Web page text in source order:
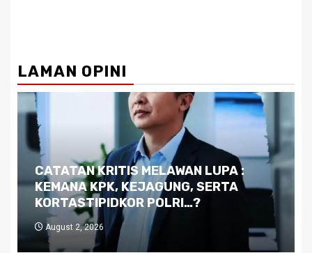
LAMAN OPINI
Dilema Kaltim di Tengah Krisis:
Kutukan Sumber Daya Alam dan
Pemimpin yang Tak Kreatif
July 29, 2026